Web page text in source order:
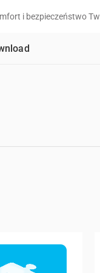
i bezpieczeństwo